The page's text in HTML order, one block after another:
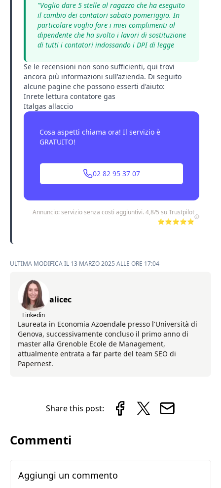
"Voglio dare 5 stelle al ragazzo che ha eseguito
il cambio dei contatori sabato pomeriggio. In
particolare voglio fare i miei complimenti al
dipendente che ha svolto i lavori di sostituzione
di tutti i contatori indossando i DPI di legge
Se le recensioni non sono sufficienti, qui trovi
ancora più informazioni sull'azienda. Di seguito
alcune pagine che possono esserti d'aiuto:
Inrete lettura contatore gas
Italgas allaccio
Cosa aspetti chiama ora! Il servizio è
GRATUITO!
02 82 95 37 07
Annuncio: servizio senza costi aggiuntivi. 4,8/5 su Trustpilot
⭐⭐⭐⭐⭐
ULTIMA MODIFICA IL 13 MARZO 2025 ALLE ORE 17:04
Linkedin
alicec
Laureata in Economia Azoendale presso l'Università di
Genova, successivamente concluso il primo anno di
master alla Grenoble Ecole de Management,
attualmente entrata a far parte del team SEO di
Papernest.
Share this post:
Commenti
Aggiungi un commento